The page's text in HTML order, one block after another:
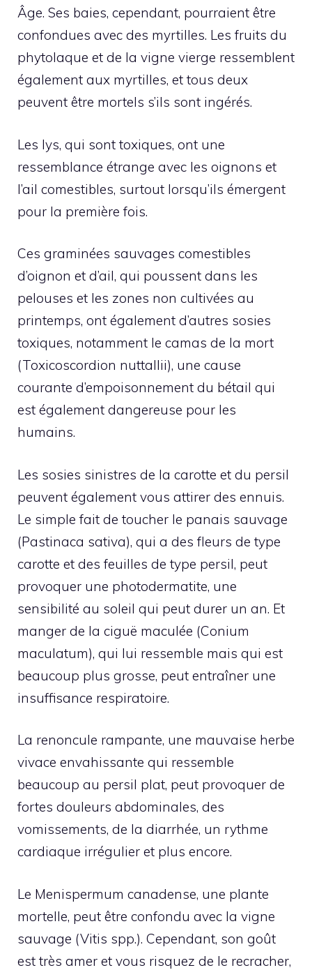
Âge. Ses baies, cependant, pourraient être
confondues avec des myrtilles. Les fruits du
phytolaque et de la vigne vierge ressemblent
également aux myrtilles, et tous deux
peuvent être mortels s’ils sont ingérés.
Les lys, qui sont toxiques, ont une
ressemblance étrange avec les oignons et
l’ail comestibles, surtout lorsqu’ils émergent
pour la première fois.
Ces graminées sauvages comestibles
d’oignon et d’ail, qui poussent dans les
pelouses et les zones non cultivées au
printemps, ont également d’autres sosies
toxiques, notamment le camas de la mort
(Toxicoscordion nuttallii), une cause
courante d’empoisonnement du bétail qui
est également dangereuse pour les
humains.
Les sosies sinistres de la carotte et du persil
peuvent également vous attirer des ennuis.
Le simple fait de toucher le panais sauvage
(Pastinaca sativa), qui a des fleurs de type
carotte et des feuilles de type persil, peut
provoquer une photodermatite, une
sensibilité au soleil qui peut durer un an. Et
manger de la ciguë maculée (Conium
maculatum), qui lui ressemble mais qui est
beaucoup plus grosse, peut entraîner une
insuffisance respiratoire.
La renoncule rampante, une mauvaise herbe
vivace envahissante qui ressemble
beaucoup au persil plat, peut provoquer de
fortes douleurs abdominales, des
vomissements, de la diarrhée, un rythme
cardiaque irrégulier et plus encore.
Le Menispermum canadense, une plante
mortelle, peut être confondu avec la vigne
sauvage (Vitis spp.). Cependant, son goût
est très amer et vous risquez de le recracher,